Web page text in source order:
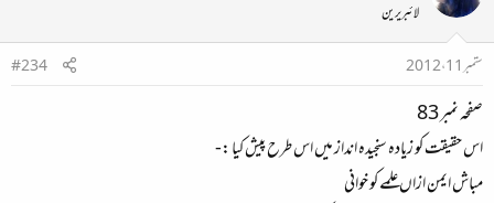
لائبریرین
ستمبر 11، 2012
#234
صفحہ نمبر 83
اس حقیقت کو زیادہ سنجیدہ انداز میں اس طرح پیش کیا :-
مباش ایمن ازاں علمے کو خوانی